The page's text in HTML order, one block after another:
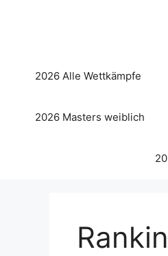
2026 Alle Wettkämpfe
2026 Masters weiblich